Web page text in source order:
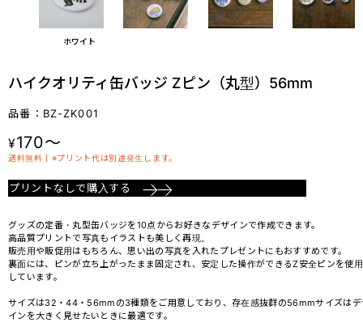
ホワイト
ハイクオリティ缶バッジ Zピン（丸型）56mm
品番：BZ-ZK001
¥170～
送料無料丨※プリント代は別途発生します。
プリントなしで購入する
グッズの定番・丸型缶バッジを10点からお好きなデザインで作成できます。
高品質プリントで写真もイラストも美しく再現。
販売用や販促用はもちろん、思い出の写真を入れたプレゼントにもおすすめです。
裏面には、ピンが立ち上がったまま固定され、安定した操作ができるZ安全ピンを使用
しています。
サイズは32・44・56mmの3種類をご用意しており、存在感抜群の56mmサイズはデ
インを大きく見せたいときに最適です。